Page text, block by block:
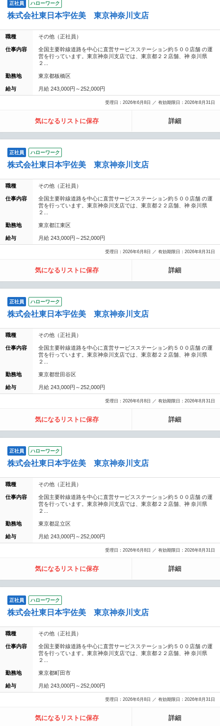
正社員 ハローワーク
株式会社東日本宇佐美 東京神奈川支店
職種 その他（正社員）
仕事内容
全国主要幹線道路を中心に直営サービスステーション約５００店舗 の運
営を行っています。東京神奈川支店では、東京都２２店舗、神 奈川県
２...
勤務地 東京都板橋区
給与 月給 243,000円～252,000円
受理日：2026年6月8日 ／ 有効期限日：2026年8月31日
気になるリストに保存 詳細
正社員 ハローワーク
株式会社東日本宇佐美 東京神奈川支店
職種 その他（正社員）
仕事内容
全国主要幹線道路を中心に直営サービスステーション約５００店舗 の運
営を行っています。東京神奈川支店では、東京都２２店舗、神 奈川県
２...
勤務地 東京都江東区
給与 月給 243,000円～252,000円
受理日：2026年6月8日 ／ 有効期限日：2026年8月31日
気になるリストに保存 詳細
正社員 ハローワーク
株式会社東日本宇佐美 東京神奈川支店
職種 その他（正社員）
仕事内容
全国主要幹線道路を中心に直営サービスステーション約５００店舗 の運
営を行っています。東京神奈川支店では、東京都２２店舗、神 奈川県
２...
勤務地 東京都世田谷区
給与 月給 243,000円～252,000円
受理日：2026年6月8日 ／ 有効期限日：2026年8月31日
気になるリストに保存 詳細
正社員 ハローワーク
株式会社東日本宇佐美 東京神奈川支店
職種 その他（正社員）
仕事内容
全国主要幹線道路を中心に直営サービスステーション約５００店舗 の運
営を行っています。東京神奈川支店では、東京都２２店舗、神 奈川県
２...
勤務地 東京都足立区
給与 月給 243,000円～252,000円
受理日：2026年6月8日 ／ 有効期限日：2026年8月31日
気になるリストに保存 詳細
正社員 ハローワーク
株式会社東日本宇佐美 東京神奈川支店
職種 その他（正社員）
仕事内容
全国主要幹線道路を中心に直営サービスステーション約５００店舗 の運
営を行っています。東京神奈川支店では、東京都２２店舗、神 奈川県
２...
勤務地 東京都町田市
給与 月給 243,000円～252,000円
受理日：2026年6月8日 ／ 有効期限日：2026年8月31日
気になるリストに保存 詳細